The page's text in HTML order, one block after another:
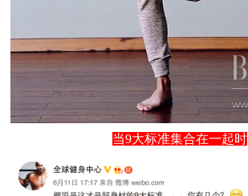
当9大标准集合在一起时